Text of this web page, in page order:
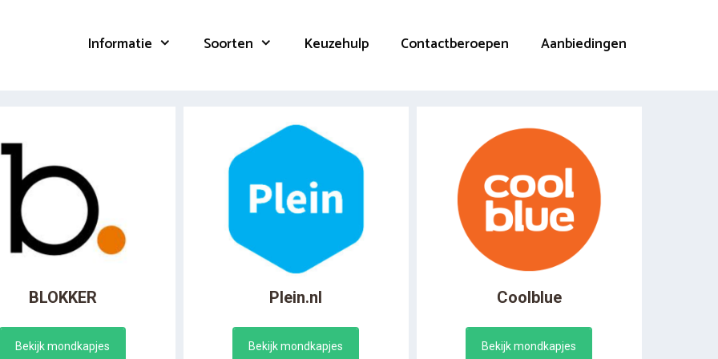
Informatie Soorten Keuzehulp Contactberoepen Aanbiedingen
BLOKKER
Bekijk mondkapjes
Plein.nl
Bekijk mondkapjes
Coolblue
Bekijk mondkapjes